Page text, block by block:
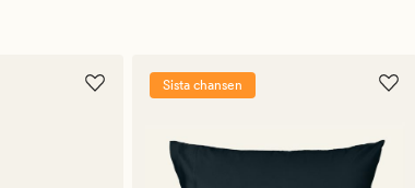
Sista chansen